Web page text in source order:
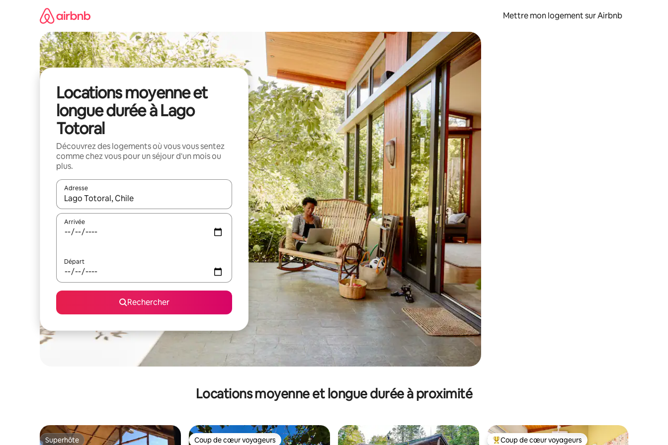
Mettre mon logement sur Airbnb
Locations moyenne et
longue durée à Lago
Totoral
Découvrez des logements où vous vous sentez
comme chez vous pour un séjour d'un mois ou
plus.
Adresse
Lorsque les résultats s'affichent, utilisez les flèches vers le haut et vers le bas pour les parcourir ou en appuyant et en faisant glisser.
Arrivée
Départ
Rechercher
Locations moyenne et longue durée à proximité
Superhôte Coup de cœur voyageurs Coup de cœur voyageurs